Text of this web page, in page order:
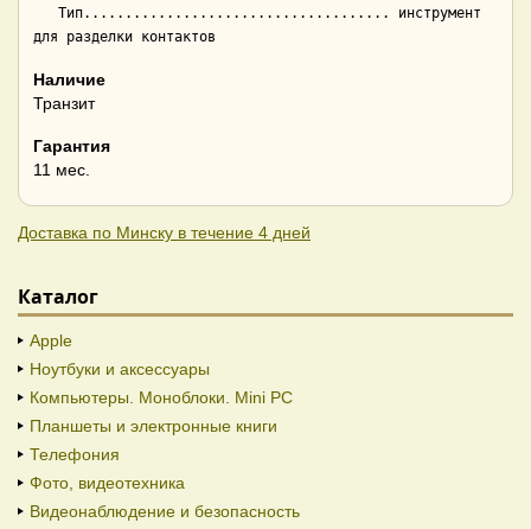
Наличие
Транзит
Гарантия
11 мес.
Доставка по Минску в течение 4 дней
Каталог
Apple
Ноутбуки и аксессуары
Компьютеры. Моноблоки. Mini PC
Планшеты и электронные книги
Телефония
Фото, видеотехника
Видеонаблюдение и безопасность